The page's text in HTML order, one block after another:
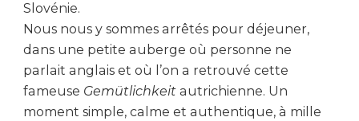
Slovénie.
Nous nous y sommes arrêtés pour déjeuner,
dans une petite auberge où personne ne
parlait anglais et où l’on a retrouvé cette
fameuse Gemütlichkeit autrichienne. Un
moment simple, calme et authentique, à mille